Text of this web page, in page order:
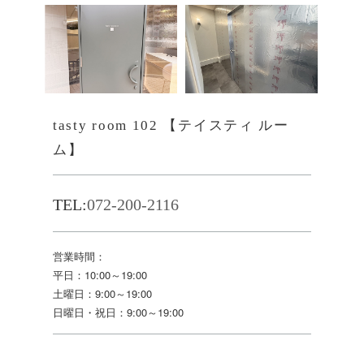
tasty room 102 【テイスティ ルー
ム】
TEL:072-200-2116
営業時間：
平日：10:00～19:00
土曜日：9:00～19:00
日曜日・祝日：9:00～19:00